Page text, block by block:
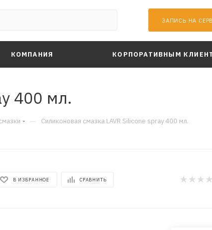
ЗАПИСЬ НА
КОМПАНИЯ КОРПОРАТИВНЫМ
400 мл.
— Силиконовая смазка LAVR Silicone spray 400 мл.
В ИЗБРАННОЕ СРАВНИТЬ